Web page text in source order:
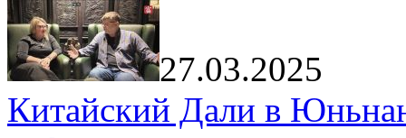
27.03.2025
Китайский Дали в